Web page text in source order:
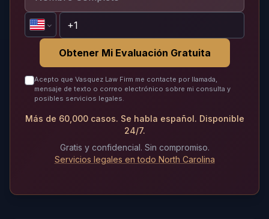
Obtener Mi Evaluación Gratuita
Acepto que Vasquez Law Firm me contacte por llamada,
mensaje de texto o correo electrónico sobre mi consulta y
posibles servicios legales.
Más de 60,000 casos. Se habla español. Disponible
24/7.
Gratis y confidencial. Sin compromiso.
Servicios legales en todo North Carolina